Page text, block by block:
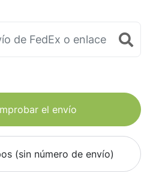
el envío
(sin número de envío)